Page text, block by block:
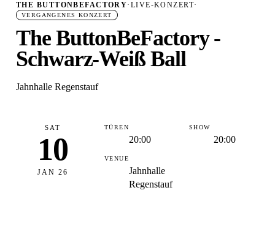
THE BUTTONBEFACTORY· LIVE-KONZERT·
VERGANGENES KONZERT
The ButtonBeFactory -
Schwarz-Weiß Ball
Jahnhalle Regenstauf
SAT
10
JAN 26
TÜREN
20:00
SHOW
20:00
VENUE
Jahnhalle
Regenstauf